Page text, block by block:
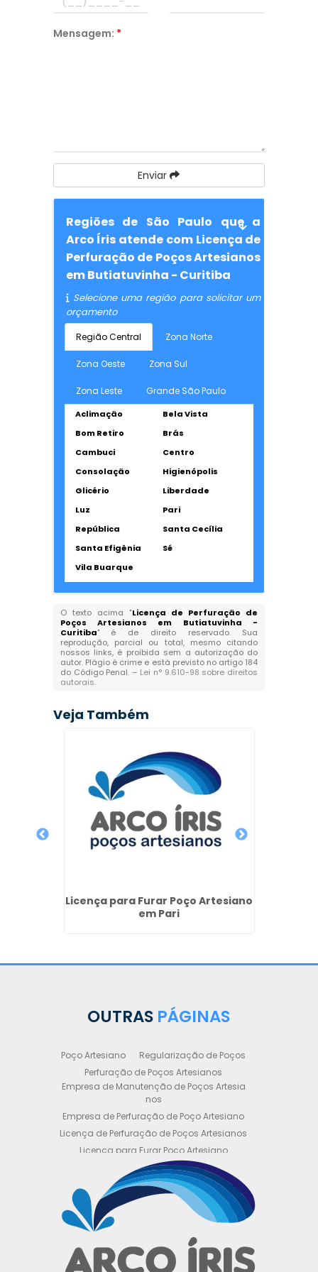
Mensagem: *
Enviar
Regiões de São Paulo que a
Arco Íris atende com Licença de
Perfuração de Poços Artesianos
em Butiatuvinha - Curitiba
Selecione uma região para solicitar um
orçamento
Região Central Zona Norte
Zona Oeste Zona Sul
Zona Leste Grande São Paulo
Aclimação
Bela Vista
Bom Retiro
Brás
Cambuci
Centro
Consolação
Higienópolis
Glicério
Liberdade
Luz
Pari
República
Santa Cecília
Santa Efigênia
Sé
Vila Buarque
O texto acima "Licença de Perfuração de
Poços Artesianos em Butiatuvinha -
Curitiba" é de direito reservado. Sua
reprodução, parcial ou total, mesmo citando
nossos links, é proibida sem a autorização do
autor. Plágio é crime e está previsto no artigo 184
do Código Penal. – Lei n° 9.610-98 sobre direitos
autorais.
Veja Também
Licença para Furar Poço Artesiano
em Pari
OUTRAS PÁGINAS
Poço Artesiano
Regularização de Poços
Perfuração de Poços Artesianos
Empresa de Manutenção de Poços Artesia
nos
Empresa de Perfuração de Poço Artesiano
Licença de Perfuração de Poços Artesianos
Licença para Furar Poço Artesiano
Licença para Perfuração de Poço Artesiano
Licença para Poço Semi Artesiano
Manutenção de Poço Semi Artesiano
Manutenção Preventiva de Poços Artesiano
Obtenha sua Licença de Perfuração de Poç
o Artesiano